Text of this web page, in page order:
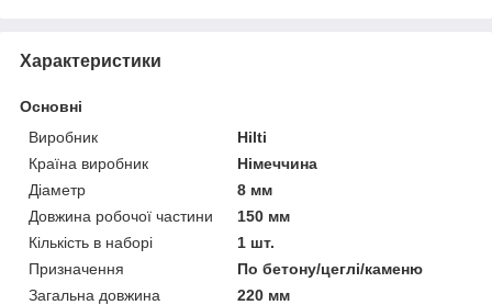
Характеристики
Основні
Виробник
Hilti
Країна виробник
Німеччина
Діаметр
8 мм
Довжина робочої частини
150 мм
Кількість в наборі
1 шт.
Призначення
По бетону/цеглі/каменю
Загальна довжина
220 мм